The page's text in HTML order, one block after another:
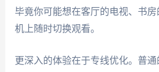
毕竟你可能想在客厅的电视、书
机上随时切换观看。
更深入的体验在于专线优化。普